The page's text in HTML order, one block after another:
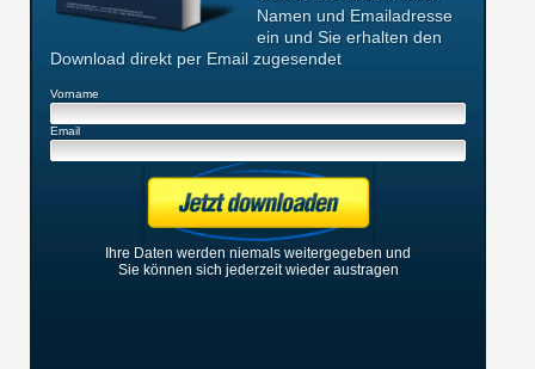
Namen und Emailadresse
ein und Sie erhalten den
Download direkt per Email zugesendet
Vorname
Email
Ihre Daten werden niemals weitergegeben und
Sie können sich jederzeit wieder austragen